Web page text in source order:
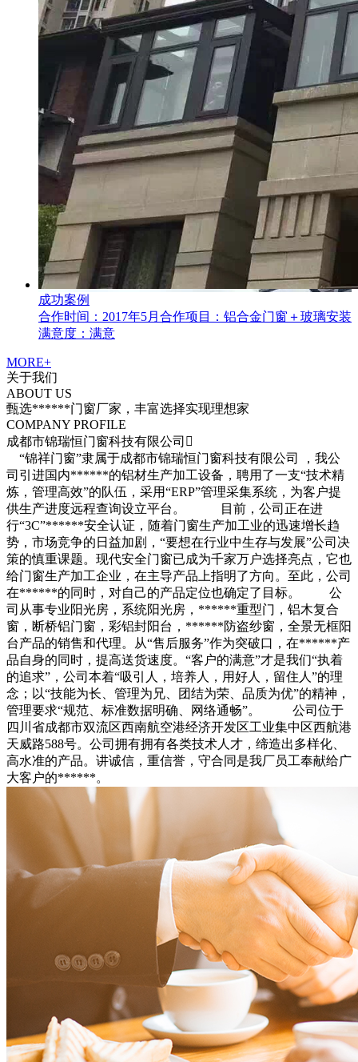
成功案例
合作时间：2017年5月合作项目：铝合金门窗＋玻璃安装
满意度：满意
MORE+
关于我们
ABOUT US
甄选******门窗厂家，丰富选择实现理想家
COMPANY PROFILE
成都市锦瑞恒门窗科技有限公司 
“锦祥门窗”隶属于成都市锦瑞恒门窗科技有限公司 ，我公
司引进国内******的铝材生产加工设备，聘用了一支“技术精
炼，管理高效”的队伍，采用“ERP”管理采集系统，为客户提
供生产进度远程查询设立平台。 目前，公司正在进
行“3C”******安全认证，随着门窗生产加工业的迅速增长趋
势，市场竞争的日益加剧，“要想在行业中生存与发展”公司决
策的慎重课题。现代安全门窗已成为千家万户选择亮点，它也
给门窗生产加工企业，在主导产品上指明了方向。至此，公司
在******的同时，对自己的产品定位也确定了目标。 公
司从事专业阳光房，系统阳光房，******重型门，铝木复合
窗，断桥铝门窗，彩铝封阳台，******防盗纱窗，全景无框阳
台产品的销售和代理。从“售后服务”作为突破口，在******产
品自身的同时，提高送货速度。“客户的满意”才是我们“执着
的追求”，公司本着“吸引人，培养人，用好人，留住人”的理
念；以“技能为长、管理为兄、团结为荣、品质为优”的精神，
管理要求“规范、标准数据明确、网络通畅”。 公司位于
四川省成都市双流区西南航空港经济开发区工业集中区西航港
天威路588号。公司拥有拥有各类技术人才，缔造出多样化、
高水准的产品。讲诚信，重信誉，守合同是我厂员工奉献给广
大客户的******。